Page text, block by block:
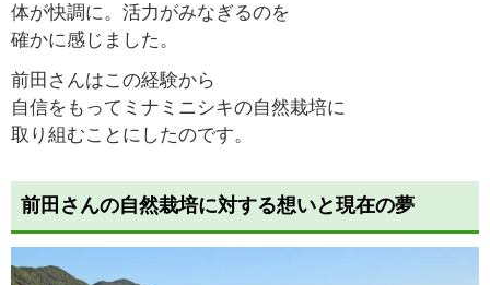
体が快調に。活力がみなぎるのを
確かに感じました。
前田さんはこの経験から
自信をもってミナミニシキの自然栽培に
取り組むことにしたのです。
前田さんの自然栽培に対する想いと現在の夢